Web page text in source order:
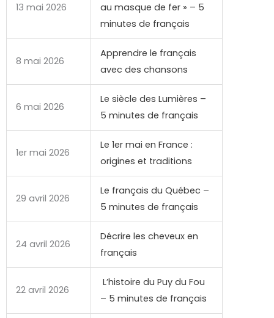
13 mai 2026
au masque de fer » – 5
minutes de français
8 mai 2026
Apprendre le français
avec des chansons
6 mai 2026
Le siècle des Lumières –
5 minutes de français
1er mai 2026
Le 1er mai en France :
origines et traditions
29 avril 2026
Le français du Québec –
5 minutes de français
24 avril 2026
Décrire les cheveux en
français
22 avril 2026
L’histoire du Puy du Fou
– 5 minutes de français